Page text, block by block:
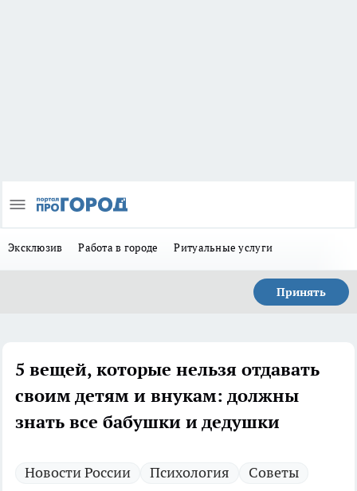
Эксклюзив Работа в городе Ритуальные услуги
Принять
5 вещей, которые нельзя отдавать
своим детям и внукам: должны
знать все бабушки и дедушки
Новости России Психология Советы